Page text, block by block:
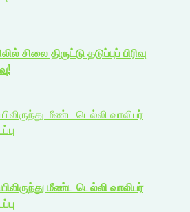
சிலை திருட்டு தடுப்புப் பிரிவு
மீண்ட டெல்லி வாலிபர்
மீண்ட டெல்லி வாலிபர்